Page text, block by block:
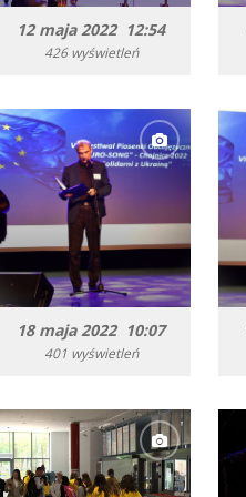
12 maja 2022 12:54
426 wyświetleń
18 maja 2022 10:07
401 wyświetleń